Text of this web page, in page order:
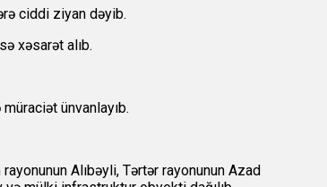
ciddi ziyan dəyib.
xəsarət alıb.
ünvanlayıb.
Alıbəyli, Tərtər rayonunun Azad